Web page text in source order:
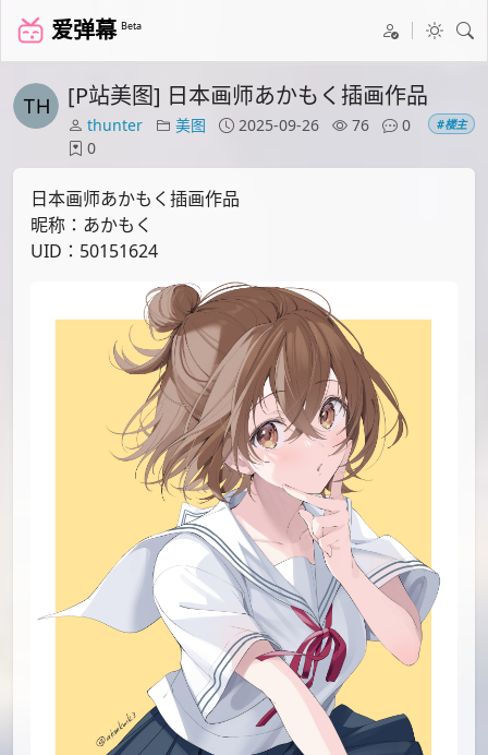
爱弹幕 Beta
[P站美图] 日本画师あかもく插画作品
thunter 美图 2025-09-26 76
0
0
#楼主
日本画师あかもく插画作品
昵称：あかもく
UID：50151624